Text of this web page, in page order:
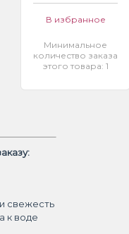
В избранное
Минимальное
количество заказа
этого товара: 1
свежесть
к воде